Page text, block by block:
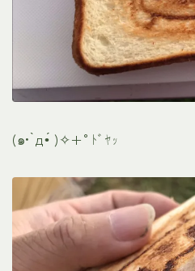
(๑• ̀д•́ )✧+°ﾄﾞﾔｯ